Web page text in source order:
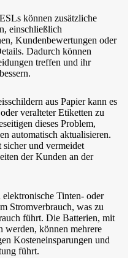
können zusätzliche
einschließlich
Kundenbewertungen oder
Dadurch können
treffen und ihr
aus Papier kann es
veralteter Etiketten zu
dieses Problem,
automatisch aktualisieren.
und vermeidet
der Kunden an der
Tinten- oder
Stromverbrauch, was zu
führt. Die Batterien, mit
werden, können mehrere
Kosteneinsparungen und
führt.